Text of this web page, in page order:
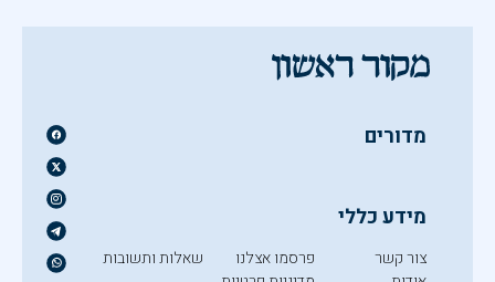
מדורים
מידע כללי
צור קשר
פרסמו אצלנו
שאלות ותשובות